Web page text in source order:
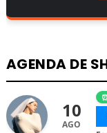
AGENDA DE
10
AGO